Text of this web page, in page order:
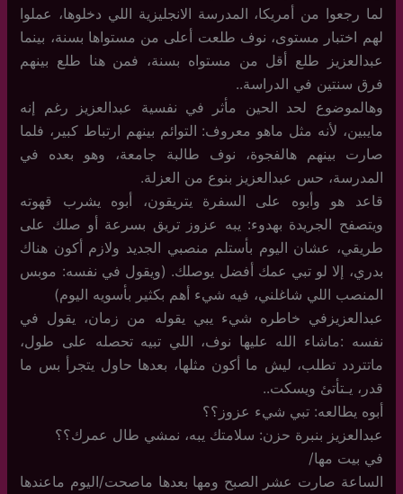
لما رجعوا من أمريكا، المدرسة الانجليزية اللي دخلوها، عملوا
لهم اختبار مستوى، نوف طلعت أعلى من مستواها بسنة، بينما
عبدالعزيز طلع أقل من مستواه بسنة، فمن هنا طلع بينهم
فرق سنتين في الدراسة..
وهالموضوع لحد الحين مأثر في نفسية عبدالعزيز رغم إنه
مايبين، لأنه مثل ماهو معروف: التوائم بينهم ارتباط كبير، فلما
صارت بينهم هالفجوة، نوف طالبة جامعة، وهو بعده في
المدرسة، حس عبدالعزيز بنوع من العزلة.
قاعد هو وأبوه على السفرة يتريقون، أبوه يشرب قهوته
ويتصفح الجريدة بهدوء: يبه عزوز تريق بسرعة أو صلك على
طريقي، عشان اليوم بأستلم منصبي الجديد ولازم أكون هناك
بدري، إلا لو تبي عمك أفضل يوصلك. (ويقول في نفسه: موبس
المنصب اللي شاغلني، فيه شيء أهم بكثير بأسويه اليوم)
عبدالعزيزفي خاطره شيء يبي يقوله من زمان، يقول في
نفسه :ماشاء الله عليها نوف، اللي تبيه تحصله على طول،
ماتتردد تطلب، ليش ما أكون مثلها، بعدها حاول يتجرأ بس ما
قدر، يـتأتئ ويسكت..
أبوه يطالعه: تبي شيء عزوز؟؟
عبدالعزيز بنبرة حزن: سلامتك يبه، نمشي طال عمرك؟؟
في بيت مها/
الساعة صارت عشر الصبح ومها بعدها ماصحت/اليوم ماعندها